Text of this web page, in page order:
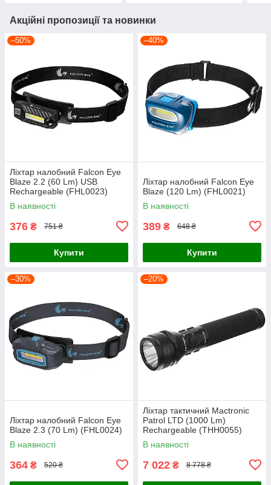
Акційні пропозиції та новинки
–50%
Ліхтар налобний Falcon Eye
Blaze 2.2 (60 Lm) USB
Rechargeable (FHL0023)
В наявності
376 ₴ 751 ₴
Купити
–40%
Ліхтар налобний Falcon Eye
Blaze (120 Lm) (FHL0021)
В наявності
389 ₴ 648 ₴
Купити
–30%
Ліхтар налобний Falcon Eye
Blaze 2.3 (70 Lm) (FHL0024)
В наявності
364 ₴ 520 ₴
–20%
Ліхтар тактичний Mactronic
Patrol LTD (1000 Lm)
Rechargeable (THH0055)
В наявності
7 022 ₴ 8 778 ₴